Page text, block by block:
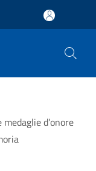
d’onore